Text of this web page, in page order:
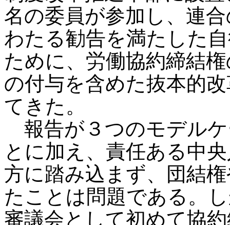
名の委員が参加し、連
わたる勧告を満たした
ために、労働協約締結
の付与を含めた抜本的
てきた。
報告が３つのモデル
とに加え、責任ある中
方に踏み込まず、団結
たことは問題である。
審議会として初めて協